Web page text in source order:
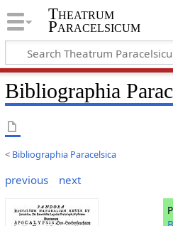
Theatrum
Paracelsicum
Bibliographia
< Bibliographia Paracelsica
previous next